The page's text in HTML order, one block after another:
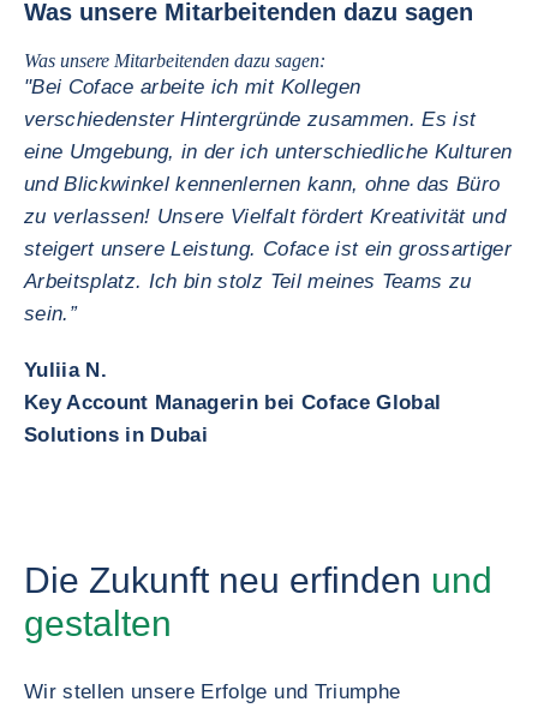
Was unsere Mitarbeitenden dazu sagen
Was unsere Mitarbeitenden dazu sagen:
"Bei Coface arbeite ich mit Kollegen
verschiedenster Hintergründe zusammen. Es ist
eine Umgebung, in der ich unterschiedliche Kulturen
und Blickwinkel kennenlernen kann, ohne das Büro
zu verlassen! Unsere Vielfalt fördert Kreativität und
steigert unsere Leistung. Coface ist ein grossartiger
Arbeitsplatz. Ich bin stolz Teil meines Teams zu
sein.”
Yuliia N.
Key Account Managerin bei Coface Global
Solutions in Dubai
Die Zukunft neu erfinden und
gestalten
Wir stellen unsere Erfolge und Triumphe